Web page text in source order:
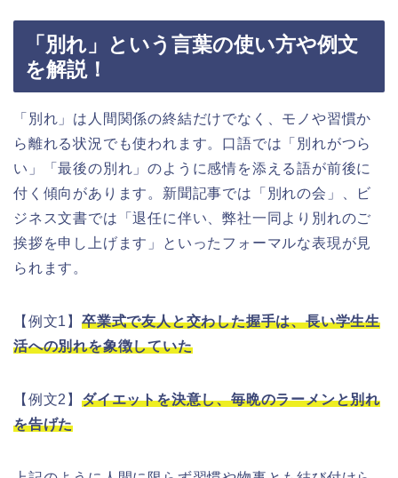
「別れ」という言葉の使い方や例文
を解説！
「別れ」は人間関係の終結だけでなく、モノや習慣か
ら離れる状況でも使われます。口語では「別れがつら
い」「最後の別れ」のように感情を添える語が前後に
付く傾向があります。新聞記事では「別れの会」、ビ
ジネス文書では「退任に伴い、弊社一同より別れのご
挨拶を申し上げます」といったフォーマルな表現が見
られます。
【例文1】 卒業式で友人と交わした握手は、長い学生生
活への別れを象徴していた
【例文2】 ダイエットを決意し、毎晩のラーメンと別れ
を告げた